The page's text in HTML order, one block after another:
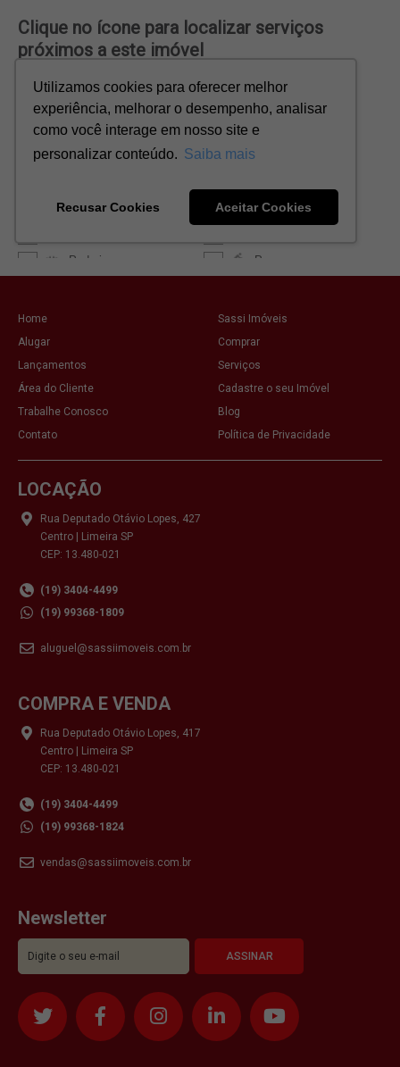
Home
Sassi Imóveis
Alugar
Comprar
Lançamentos
Serviços
Área do Cliente
Cadastre o seu Imóvel
Trabalhe Conosco
Blog
Contato
Política de Privacidade
LOCAÇÃO
Rua Deputado Otávio Lopes, 427
Centro | Limeira SP
CEP: 13.480-021
(19) 3404-4499
(19) 99368-1809
aluguel@sassiimoveis.com.br
COMPRA E VENDA
Rua Deputado Otávio Lopes, 417
Centro | Limeira SP
CEP: 13.480-021
(19) 3404-4499
(19) 99368-1824
vendas@sassiimoveis.com.br
Newsletter